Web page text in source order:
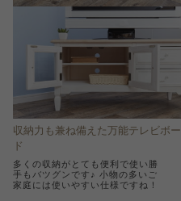
収納力も兼ね備えた万能テレビボー
ド
多くの収納がとても便利で使い勝
手もバツグンです♪ 小物の多いご
家庭には使いやすい仕様ですね！